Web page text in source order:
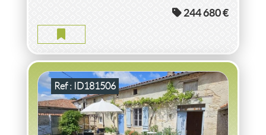
244 680 €
Ref : ID181506
MAISON VILLEFAGNAN
6pièce(s)-205m2 ( Terrain485m2)